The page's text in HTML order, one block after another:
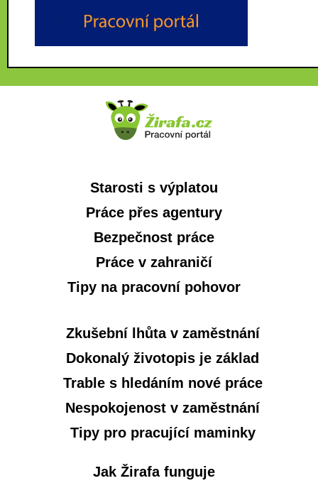
Starosti s výplatou
Práce přes agentury
Bezpečnost práce
Práce v zahraničí
Tipy na pracovní pohovor
Zkušební lhůta v zaměstnání
Dokonalý životopis je základ
Trable s hledáním nové práce
Nespokojenost v zaměstnání
Tipy pro pracující maminky
Jak Žirafa funguje